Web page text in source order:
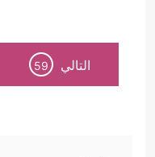
التالي 59